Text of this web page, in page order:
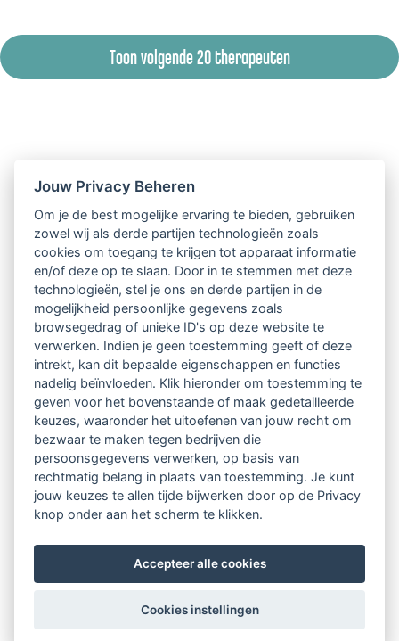
Toon volgende 20 therapeuten
Jouw Privacy Beheren
Om je de best mogelijke ervaring te bieden, gebruiken
zowel wij als derde partijen technologieën zoals
cookies om toegang te krijgen tot apparaat informatie
en/of deze op te slaan. Door in te stemmen met deze
technologieën, stel je ons en derde partijen in de
mogelijkheid persoonlijke gegevens zoals
browsegedrag of unieke ID's op deze website te
verwerken. Indien je geen toestemming geeft of deze
intrekt, kan dit bepaalde eigenschappen en functies
nadelig beïnvloeden. Klik hieronder om toestemming te
geven voor het bovenstaande of maak gedetailleerde
keuzes, waaronder het uitoefenen van jouw recht om
bezwaar te maken tegen bedrijven die
persoonsgegevens verwerken, op basis van
rechtmatig belang in plaats van toestemming. Je kunt
jouw keuzes te allen tijde bijwerken door op de Privacy
knop onder aan het scherm te klikken.
Accepteer alle cookies
Cookies instellingen